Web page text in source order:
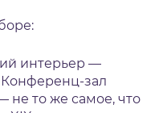
интерьер —
зал
не то же самое, что